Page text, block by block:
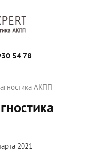
54 78
АКПП
2021